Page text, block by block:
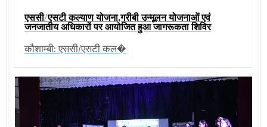
एससी/एसटी कल्याण योजना,गरीबी उन्मूलन योजनाओं एवं
जनजातीय अधिकारों पर आयोजित हुआ जागरूकता शिविर
कौशाम्बी: एससी/एसटी कल�